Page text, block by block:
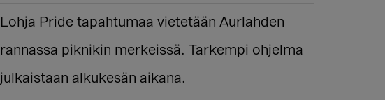
Lohja Pride tapahtumaa vietetään Aurlahden
rannassa piknikin merkeissä. Tarkempi ohjelma
julkaistaan alkukesän aikana.